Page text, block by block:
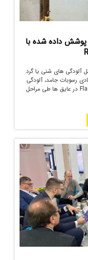
پوشش داده شده با
آلودگی های شنی یا گرد
رسوبات جامد، آلودگی
های شیمیایی و دود می شود. فرآیند Flashover در عایق ها طی مراحل